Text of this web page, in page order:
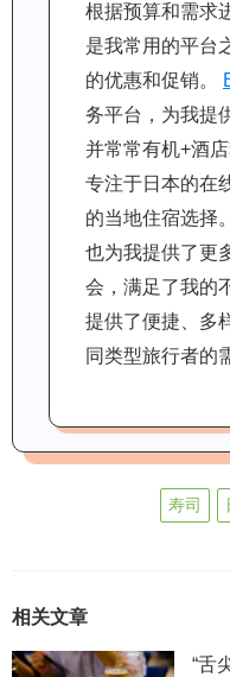
根据预算和需求
是我常用的平台
的优惠和促销。
务平台，为我提
并常常有机+酒店
专注于日本的在
的当地住宿选择
也为我提供了更
会，满足了我的
提供了便捷、多
同类型旅行者的
寿司
相关文章
“舌